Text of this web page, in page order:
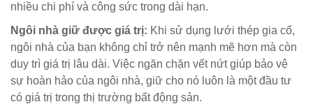
nhiều chi phí và công sức trong dài hạn.
Ngôi nhà giữ được giá trị: Khi sử dụng lưới thép gia cố,
ngôi nhà của bạn không chỉ trở nên mạnh mẽ hơn mà còn
duy trì giá trị lâu dài. Việc ngăn chặn vết nứt giúp bảo vệ
sự hoàn hảo của ngôi nhà, giữ cho nó luôn là một đầu tư
có giá trị trong thị trường bất động sản.